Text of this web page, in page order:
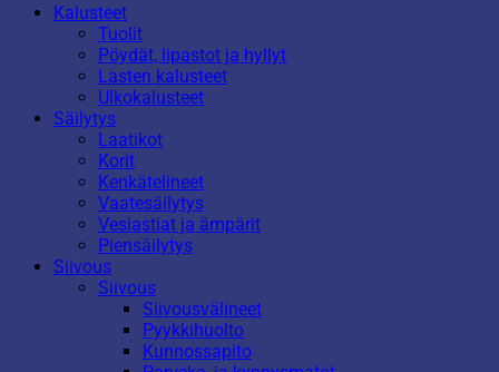
Kalusteet
Tuolit
Pöydät, lipastot ja hyllyt
Lasten kalusteet
Ulkokalusteet
Säilytys
Laatikot
Korit
Kenkätelineet
Vaatesäilytys
Vesiastiat ja ämpärit
Piensäilytys
Siivous
Siivous
Siivousvälineet
Pyykkihuolto
Kunnossapito